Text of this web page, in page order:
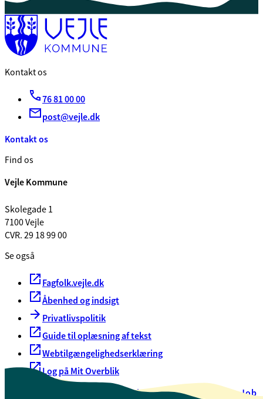
Kontakt os
76 81 00 00
post@vejle.dk
Kontakt os
Find os
Vejle Kommune
Skolegade 1
7100 Vejle
CVR. 29 18 99 00
Se også
Fagfolk.vejle.dk
Åbenhed og indsigt
Privatlivspolitik
Guide til oplæsning af tekst
Webtilgængelighedserklæring
Log på Mit Overblik
Oversigt over selvbetjeningJob